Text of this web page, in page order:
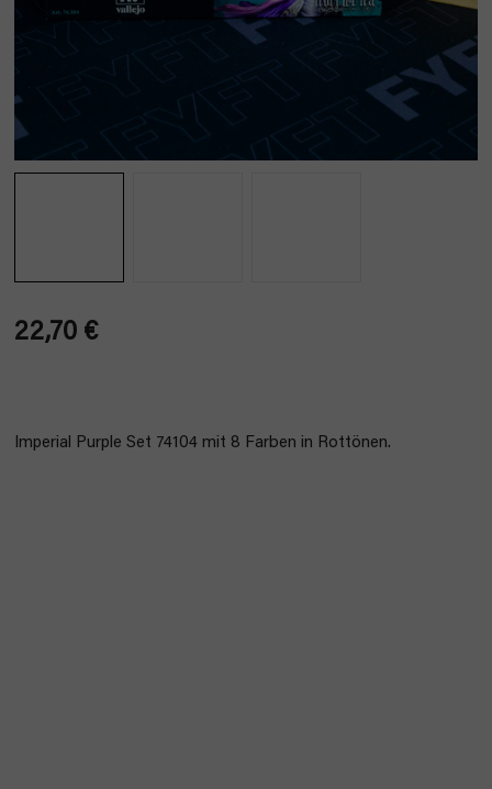
22,70 €
Imperial Purple Set 74104 mit 8 Farben in Rottönen.